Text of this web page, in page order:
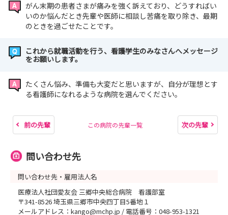
がん末期の患者さまが痛みを強く訴えており、どうすればい
いのか悩んだとき先輩や医師に相談し苦痛を取り除き、最期
のときを過ごせたことです。
これから就職活動を行う、看護学生のみなさんへメッセージ
をお願いします。
たくさん悩み、準備も大変だと思いますが、自分が理想とす
る看護師になれるような病院を選んでください。
前の先輩 この病院の先輩一覧 次の先輩
問い合わせ先
問い合わせ先・雇用法人名
医療法人社団愛友会 三郷中央総合病院 看護部室
〒341-8526 埼玉県三郷市中央四丁目5番地１
メールアドレス：kango@mchp.jp / 電話番号：048-953-1321